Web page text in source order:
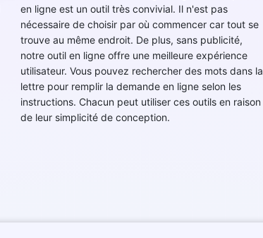
en ligne est un outil très convivial. Il n'est pas
nécessaire de choisir par où commencer car tout se
trouve au même endroit. De plus, sans publicité,
notre outil en ligne offre une meilleure expérience
utilisateur. Vous pouvez rechercher des mots dans la
lettre pour remplir la demande en ligne selon les
instructions. Chacun peut utiliser ces outils en raison
de leur simplicité de conception.